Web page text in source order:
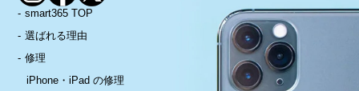
smart365 TOP
選ばれる理由
修理
iPhone・iPad の修理